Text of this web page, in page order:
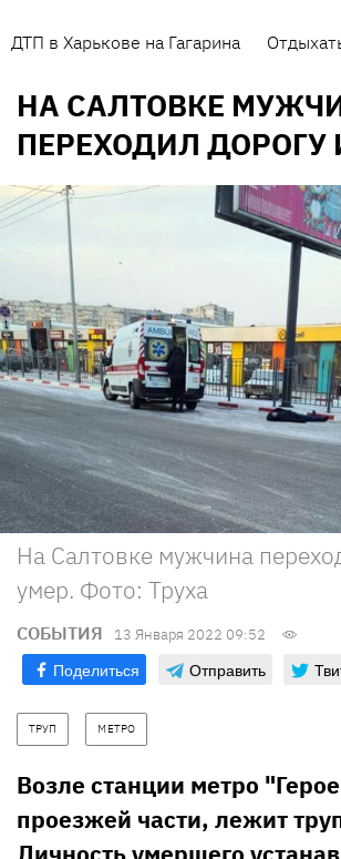
ДТП в Харькове на Гагарина
НА САЛТОВКЕ
ПЕРЕХОДИЛ ДОРОГУ
На Салтовке мужчина
умер. Фото: Труха
СОБЫТИЯ 13 Января 2022 09:52
Поделиться Отправить
ТРУП МЕТРО
Возле станции метро
проезжей части, лежит